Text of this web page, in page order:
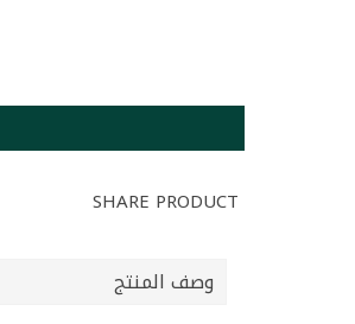
SHARE PRODUCT
وصف المنتج